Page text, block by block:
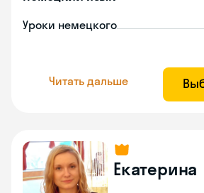
Уроки немецкого
Читать дальше
Екатерина